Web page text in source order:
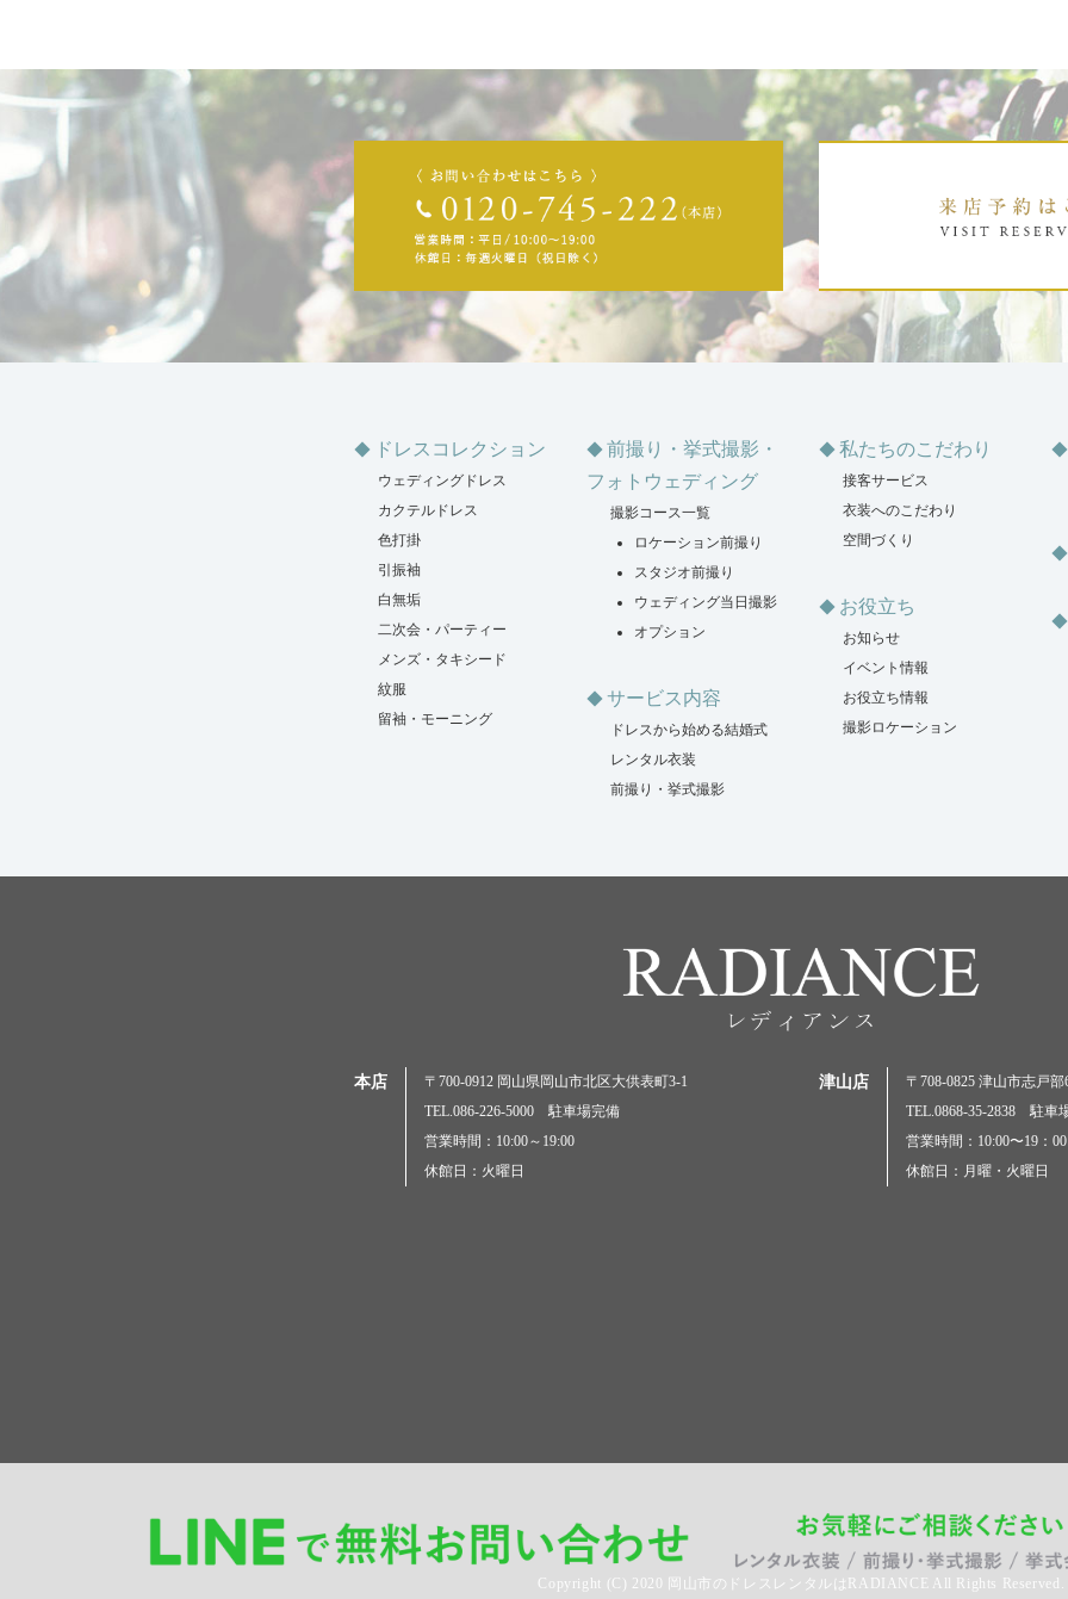
ドレスコレクション
ウェディングドレス
カクテルドレス
色打掛
引振袖
白無垢
二次会・パーティー
メンズ・タキシード
紋服
留袖・モーニング
前撮り・挙式撮影・
フォトウェディング
撮影コース一覧
ロケーション前撮り
スタジオ前撮り
ウェディング当日撮影
オプション
サービス内容
ドレスから始める結婚式
レンタル衣装
前撮り・挙式撮影
私たちのこだわり
接客サービス
衣装へのこだわり
空間づくり
お役立ち
お知らせ
イベント情報
お役立ち情報
撮影ロケーション
本店
〒700-0912 岡山県岡山市北区大供表町3-1
TEL.086-226-5000 駐車場完備
営業時間：10:00～19:00
休館日：火曜日
津山店
〒708-0825 津山市志戸部
TEL.0868-35-2838 駐車
営業時間：10:00〜19：00
休館日：月曜・火曜日
Copyright (C) 2020 岡山市のドレスレンタルはRADIANCE All Rights Reserved.